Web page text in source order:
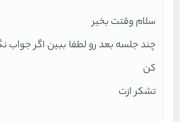
سلام وقتت بخیر
چند جلسه بعد رو لطفا ببین اگر جواب
کن
تشکر ازت